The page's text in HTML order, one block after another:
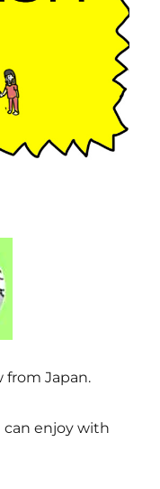
from Japan.
can enjoy with